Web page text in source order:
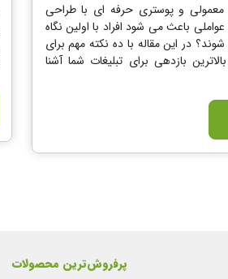
و پوستری حرفه ای با طراحی
باعث می شود افراد با اولین نگاه
در این مقاله با ده نکته مهم برای
بازدهی برای تبلیغات شما آشنا
پرفروش‌ترین محصولات